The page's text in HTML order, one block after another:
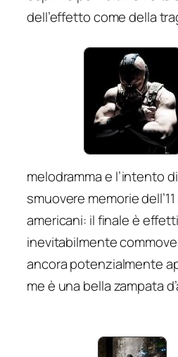
dell’effetto come della
melodramma e l’intento
smuovere memorie
americani: il finale è
inevitabilmente
ancora potenzialmente
me è una bella zampata